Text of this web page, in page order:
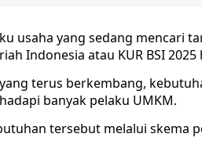
usaha yang sedang mencari
Indonesia atau KUR BSI
terus berkembang,
banyak pelaku UMKM.
tersebut melalui skema